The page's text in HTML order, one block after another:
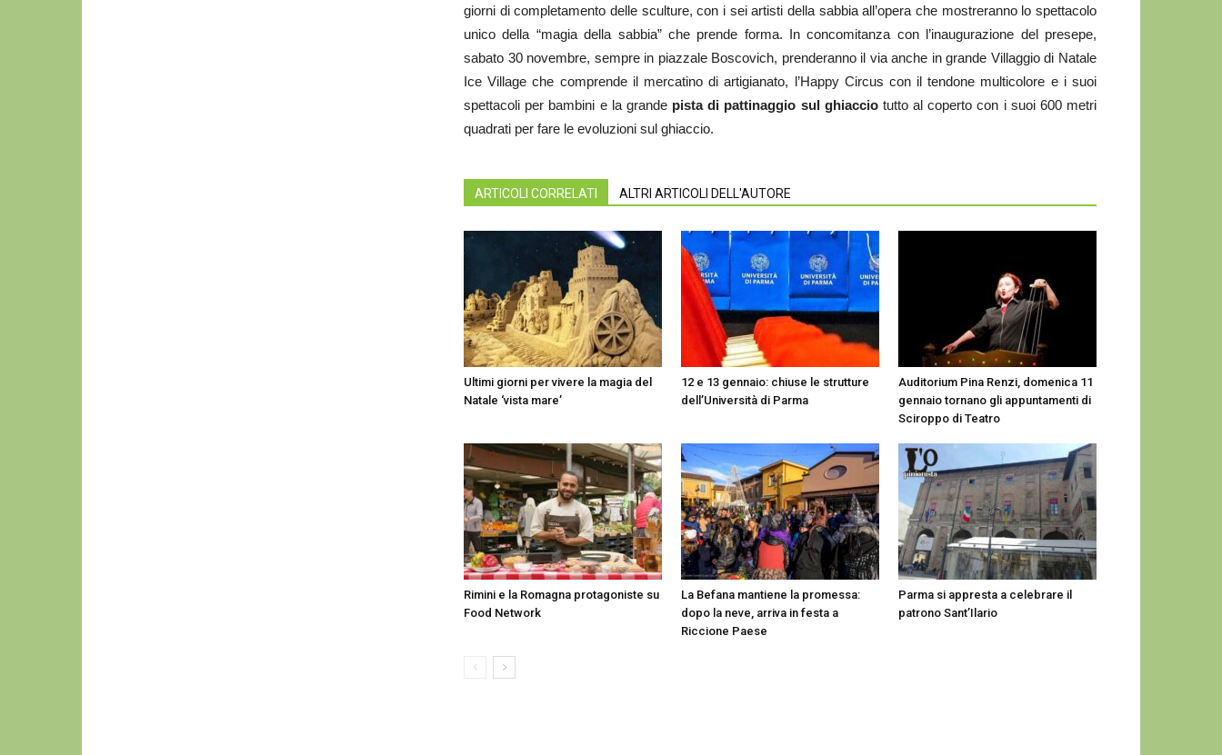
giorni di completamento delle sculture, con i sei artisti della sabbia all’opera che mostreranno lo spettacolo
unico della “magia della sabbia” che prende forma. In concomitanza con l’inaugurazione del presepe,
sabato 30 novembre, sempre in piazzale Boscovich, prenderanno il via anche in grande Villaggio di Natale
Ice Village che comprende il mercatino di artigianato, l’Happy Circus con il tendone multicolore e i suoi
spettacoli per bambini e la grande pista di pattinaggio sul ghiaccio tutto al coperto con i suoi 600 metri
quadrati per fare le evoluzioni sul ghiaccio.
ARTICOLI CORRELATI ALTRI ARTICOLI DELL'AUTORE
Ultimi giorni per vivere la magia del
Natale ‘vista mare’
12 e 13 gennaio: chiuse le strutture
dell’Università di Parma
Auditorium Pina Renzi, domenica 11
gennaio tornano gli appuntamenti di
Sciroppo di Teatro
Rimini e la Romagna protagoniste su
Food Network
La Befana mantiene la promessa:
dopo la neve, arriva in festa a
Riccione Paese
Parma si appresta a celebrare il
patrono Sant’Ilario